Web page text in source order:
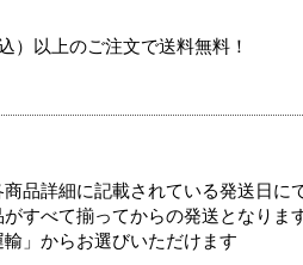
）以上のご注文で送料無料！
品詳細に記載されている発送日に
すべて揃ってからの発送となります
」からお選びいただけます